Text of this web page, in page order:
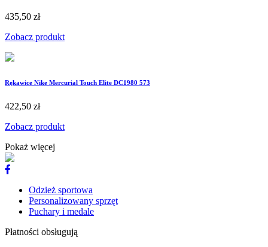
435,50 zł
Zobacz produkt
Rękawice Nike Mercurial Touch Elite DC1980 573
422,50 zł
Zobacz produkt
Pokaż więcej
Odzież sportowa
Personalizowany sprzęt
Puchary i medale
Płatności obsługują